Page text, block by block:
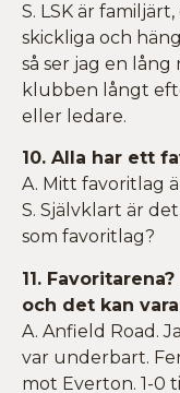
S. LSK är
skickliga och
så ser jag en
klubben långt
eller ledare.
10. Alla har ett
A. Mitt favoritlag
S. Självklart är
som favoritlag?
11.
och det kan
A. Anfield Road.
var underbart.
mot Everton. 1-0